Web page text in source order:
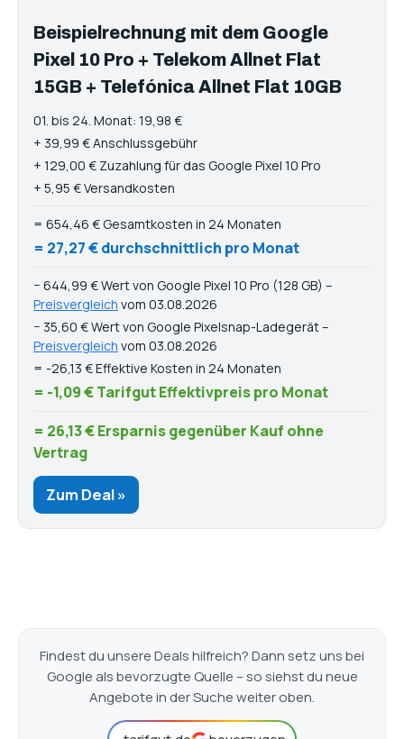
Beispielrechnung mit dem Google
Pixel 10 Pro + Telekom Allnet Flat
15GB + Telefónica Allnet Flat 10GB
01. bis 24. Monat: 19,98 €
+ 39,99 € Anschlussgebühr
+ 129,00 € Zuzahlung für das Google Pixel 10 Pro
+ 5,95 € Versandkosten
= 654,46 € Gesamtkosten in 24 Monaten
= 27,27 € durchschnittlich pro Monat
− 644,99 € Wert von Google Pixel 10 Pro (128 GB) –
Preisvergleich vom 03.08.2026
− 35,60 € Wert von Google Pixelsnap-Ladegerät –
Preisvergleich vom 03.08.2026
= -26,13 € Effektive Kosten in 24 Monaten
= -1,09 € Tarifgut Effektivpreis pro Monat
= 26,13 € Ersparnis gegenüber Kauf ohne
Vertrag
Zum Deal »
Findest du unsere Deals hilfreich? Dann setz uns bei
Google als bevorzugte Quelle – so siehst du neue
Angebote in der Suche weiter oben.